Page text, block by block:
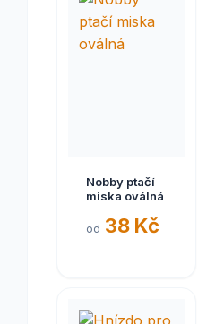
Nobby ptačí
miska oválná
od 38 Kč